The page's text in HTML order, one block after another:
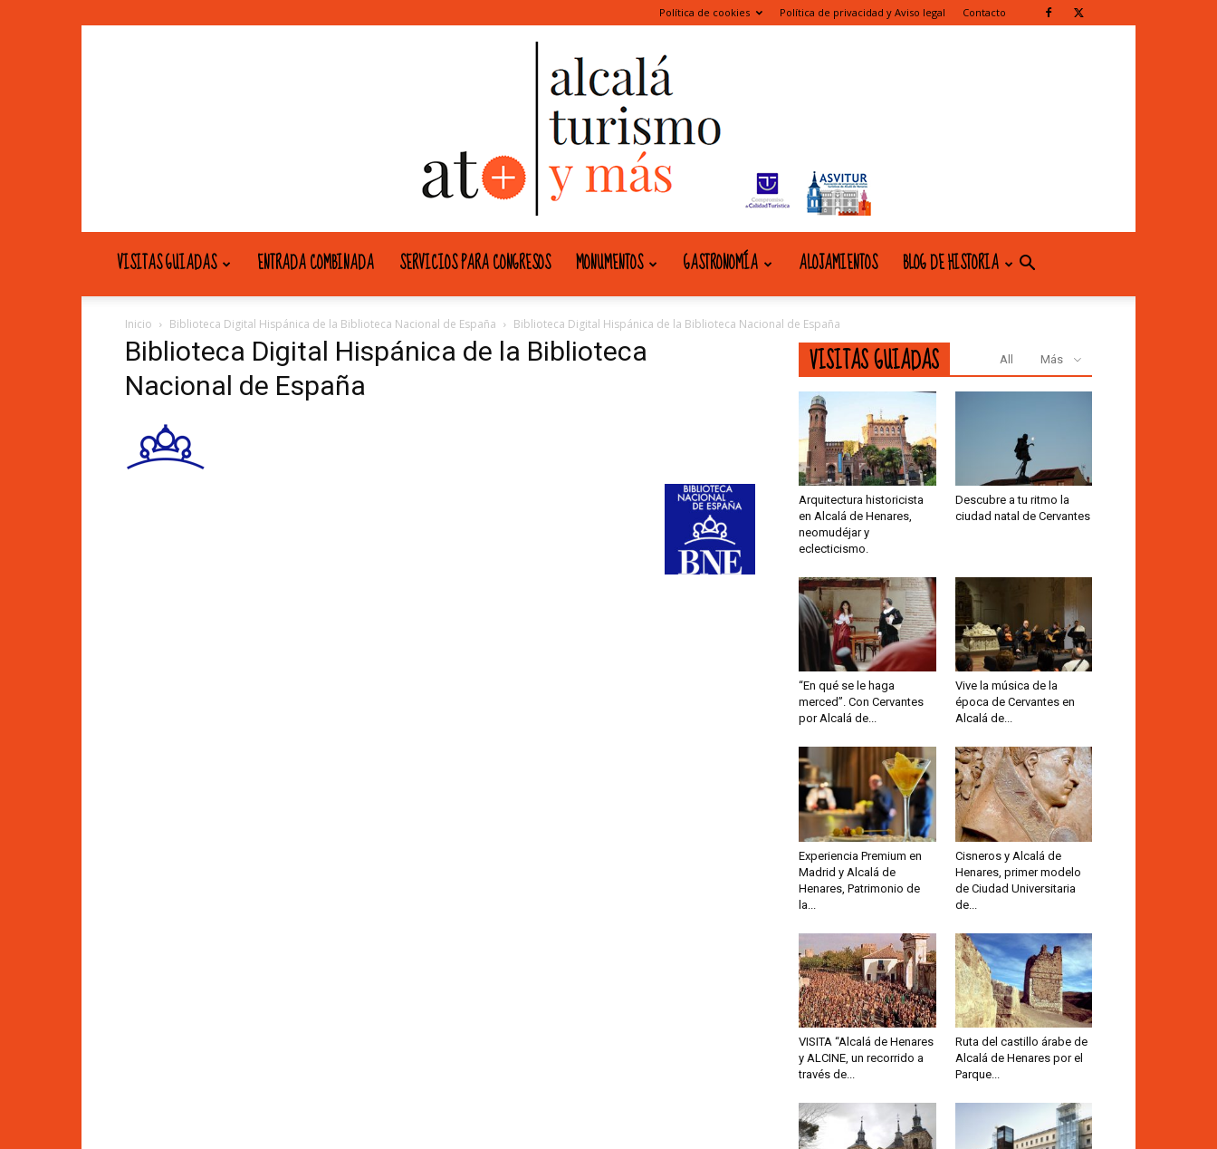
Política de cookies Política de privacidad y Aviso legal Contacto
VISITAS GUIADAS ENTRADA COMBINADA SERVICIOS PARA CONGRESOS MONUMENTOS GASTRONOMÍA ALOJAMIENTOS BLOG DE HISTORIA
Inicio Biblioteca Digital Hispánica de la Biblioteca Nacional de España Biblioteca Digital Hispánica de la Biblioteca Nacional de España
Biblioteca Digital Hispánica de la Biblioteca
Nacional de España
VISITAS GUIADAS All Más
Arquitectura historicista
en Alcalá de Henares,
neomudéjar y
eclecticismo.
Descubre a tu ritmo la
ciudad natal de Cervantes
“En qué se le haga
merced”. Con Cervantes
por Alcalá de...
Vive la música de la
época de Cervantes en
Alcalá de...
Experiencia Premium en
Madrid y Alcalá de
Henares, Patrimonio de
la...
Cisneros y Alcalá de
Henares, primer modelo
de Ciudad Universitaria
de...
VISITA “Alcalá de Henares
y ALCINE, un recorrido a
través de...
Ruta del castillo árabe de
Alcalá de Henares por el
Parque...